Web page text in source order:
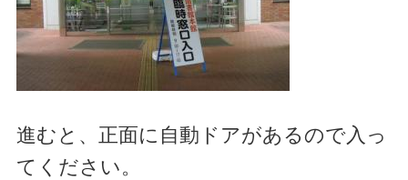
進むと、正面に自動ドアがあるので入っ
てください。